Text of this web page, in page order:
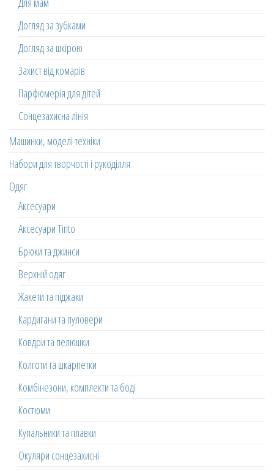
Догляд за зубками
Догляд за шкірою
Захист від комарів
Парфюмерія для дітей
Сонцезахисна лінія
Машинки, моделі техніки
Набори для творчості і рукоділля
Одяг
Аксесуари
Аксесуари Tinto
Брюки та джинси
Верхній одяг
Жакети та піджаки
Кардигани та пуловери
Ковдри та пелюшки
Колготи та шкарпетки
Комбінезони, комплекти та боді
Костюми
Купальники та плавки
Окуляри сонцезахисні